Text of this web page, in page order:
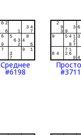
Среднее
#6198 #3711